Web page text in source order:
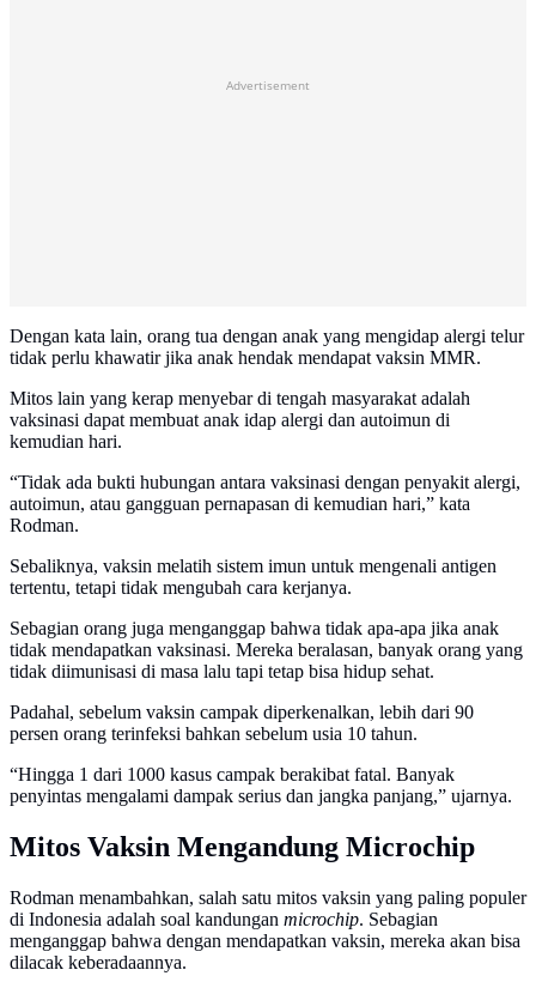
Advertisement
Dengan kata lain, orang tua dengan anak yang mengidap alergi telur
tidak perlu khawatir jika anak hendak mendapat vaksin MMR.
Mitos lain yang kerap menyebar di tengah masyarakat adalah
vaksinasi dapat membuat anak idap alergi dan autoimun di
kemudian hari.
“Tidak ada bukti hubungan antara vaksinasi dengan penyakit alergi,
autoimun, atau gangguan pernapasan di kemudian hari,” kata
Rodman.
Sebaliknya, vaksin melatih sistem imun untuk mengenali antigen
tertentu, tetapi tidak mengubah cara kerjanya.
Sebagian orang juga menganggap bahwa tidak apa-apa jika anak
tidak mendapatkan vaksinasi. Mereka beralasan, banyak orang yang
tidak diimunisasi di masa lalu tapi tetap bisa hidup sehat.
Padahal, sebelum vaksin campak diperkenalkan, lebih dari 90
persen orang terinfeksi bahkan sebelum usia 10 tahun.
“Hingga 1 dari 1000 kasus campak berakibat fatal. Banyak
penyintas mengalami dampak serius dan jangka panjang,” ujarnya.
Mitos Vaksin Mengandung Microchip
Rodman menambahkan, salah satu mitos vaksin yang paling populer
di Indonesia adalah soal kandungan microchip. Sebagian
menganggap bahwa dengan mendapatkan vaksin, mereka akan bisa
dilacak keberadaannya.